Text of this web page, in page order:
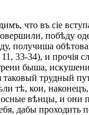
что въ сіе
получиша
33-34), и прочія
быша,
трудный
тѣ, кои,
вѣнцы, и
дабы проходить